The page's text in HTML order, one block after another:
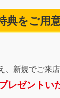
典をご用
、新規でご来
ゼントい